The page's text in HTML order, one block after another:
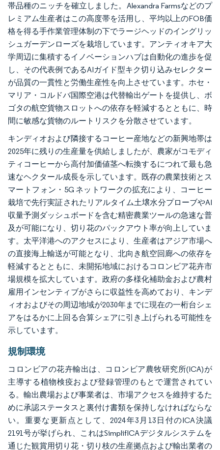
帯品種のニッチを確立しました。Alexandra Farmsなどのプ
レミアム生産者はこの高度帯を活用し、平均以上のFOB価
格を得る手作業管理体制の下でラージヘッドのイングリッ
シュガーデンローズを栽培しています。アンティオキア大
学周辺に集積するイノベーションハブは自動化の進歩を促
し、その代表例であるAIガイド型キク切り込みセレクター
が品質の一貫性と労働生産性を向上させています。ホセ・
マリア・コルドバ国際空港は代替輸出ゲートを提供し、ボ
ゴタの航空貨物スロットへの依存を軽減するとともに、時
間に敏感な貨物のルートリスクを分散させています。
キンディオおよび隣接するコーヒー産地などの新興地帯は
2025年に残りの生産量を供給しましたが、農家がコモディ
ティコーヒーから高付加価値茎へ転換するにつれて最も急
速なヘクタール成長を示しています。既存の農業技術とス
マートフォン・5G ネットワークの拡充により、コーヒー
栽培で先行実証されたリアルタイム土壌水分プローブやAI
収量予測ダッシュボードを含む精密農業ツールの急速な普
及が可能になり、切り花のパックアウト率が向上していま
す。太平洋港へのアクセスにより、生産者はアジア市場へ
の直接海上輸送が可能となり、北向き航空回廊への依存を
軽減するとともに、未開拓地域におけるコロンビア花卉市
場規模を拡大しています。政府の多様化補助金および農村
雇用インセンティブがさらに収益性を高めており、キンデ
ィオおよびその周辺地域が2030年までに現在の一桁台シェ
アをはるかに上回る合算シェアに引き上げられる可能性を
示しています。
規制環境
コロンビアの花卉輸出は、コロンビア農牧研究所(ICA)が
主導する植物検疫および登録管理のもとで運営されてい
る。輸出農場および事業者は、市場アクセスを維持するた
めに承認ステータスと裏付け書類を保持しなければならな
い。重要な更新点として、2024年3月13日付のICA決議
2191号が挙げられ、これはSimplifICAデジタルシステムを
通じた観賞用切り花・切り枝の生産拠点および輸出業者の